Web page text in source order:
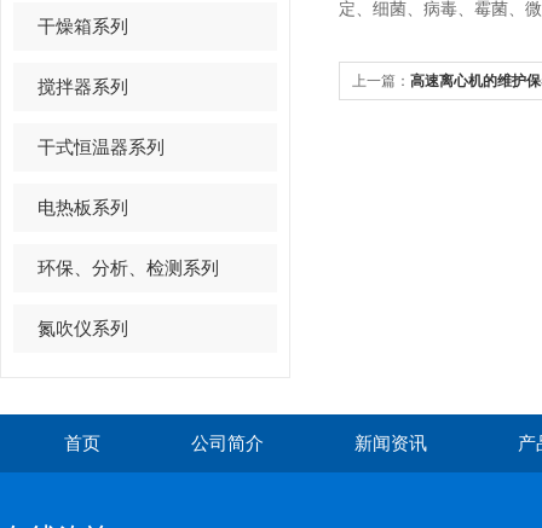
干燥箱系列
搅拌器系列
干式恒温器系列
电热板系列
环保、分析、检测系列
氮吹仪系列
定、细菌、病毒、霉菌、
上一篇： 高速离心机的维护
首页 公司简介 新闻资讯 产